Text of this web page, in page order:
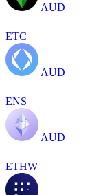
AUD
ETC
AUD
ENS
AUD
ETHW